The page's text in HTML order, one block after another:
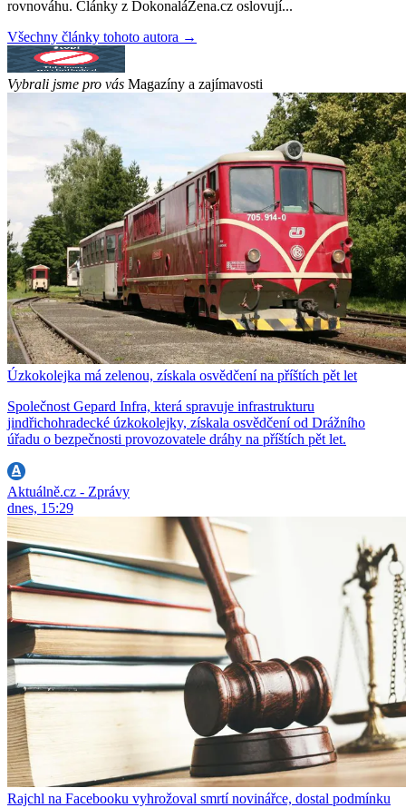
rovnováhu. Články z DokonaláŽena.cz oslovují...
Všechny články tohoto autora →
Vybrali jsme pro vás Magazíny a zajímavosti
Úzkokolejka má zelenou, získala osvědčení na příštích pět let
Společnost Gepard Infra, která spravuje infrastrukturu
jindřichohradecké úzkokolejky, získala osvědčení od Drážního
úřadu o bezpečnosti provozovatele dráhy na příštích pět let.
Aktuálně.cz - Zprávy
dnes, 15:29
Rajchl na Facebooku vyhrožoval smrtí novinářce, dostal podmínku